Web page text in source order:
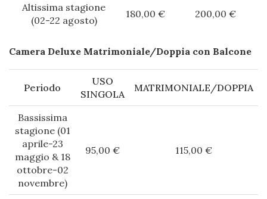
Altissima stagione
(02-22 agosto)
180,00 € 200,00 €
Camera Deluxe Matrimoniale/Doppia con Balcone
Periodo
USO
SINGOLA
MATRIMONIALE/DOPPIA
Bassissima
stagione (01
aprile-23
maggio & 18
ottobre-02
novembre)
95,00 € 115,00 €